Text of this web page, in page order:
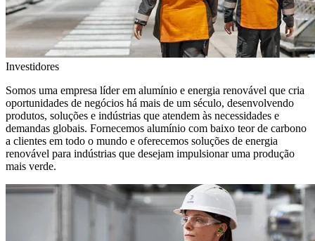
Investidores
Somos uma empresa líder em alumínio e energia renovável que cria
oportunidades de negócios há mais de um século, desenvolvendo
produtos, soluções e indústrias que atendem às necessidades e
demandas globais. Fornecemos alumínio com baixo teor de carbono
a clientes em todo o mundo e oferecemos soluções de energia
renovável para indústrias que desejam impulsionar uma produção
mais verde.